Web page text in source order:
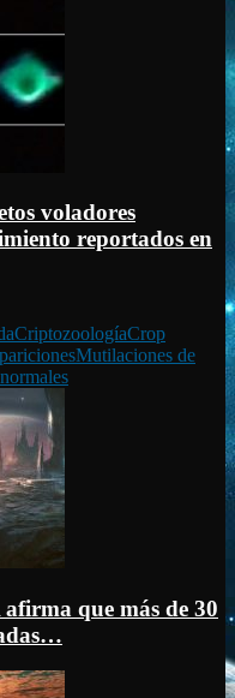
voladores
reportados en
CriptozoologíaCrop
Mutilaciones de
que más de 30